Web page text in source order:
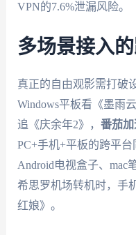
VPN的7.6%泄漏风险。
多场景接入
真正的自由观影需打破
Windows平板看《墨雨
追《庆余年2》， 番茄加
PC+手机+平板的跨平
Android电视盒子、mac
希思罗机场转机时，手
红娘》。